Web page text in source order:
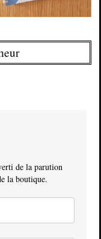
de la parution
la boutique.